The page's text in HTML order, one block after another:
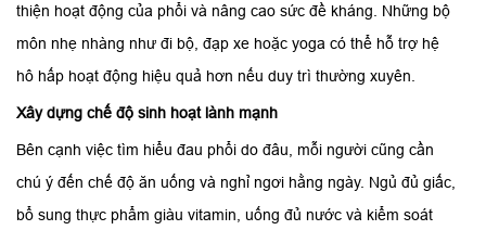
thiện hoạt động của phổi và nâng cao sức đề kháng. Những bộ
môn nhẹ nhàng như đi bộ, đạp xe hoặc yoga có thể hỗ trợ hệ
hô hấp hoạt động hiệu quả hơn nếu duy trì thường xuyên.
Xây dựng chế độ sinh hoạt lành mạnh
Bên cạnh việc tìm hiểu đau phổi do đâu, mỗi người cũng cần
chú ý đến chế độ ăn uống và nghỉ ngơi hằng ngày. Ngủ đủ giấc,
bổ sung thực phẩm giàu vitamin, uống đủ nước và kiểm soát